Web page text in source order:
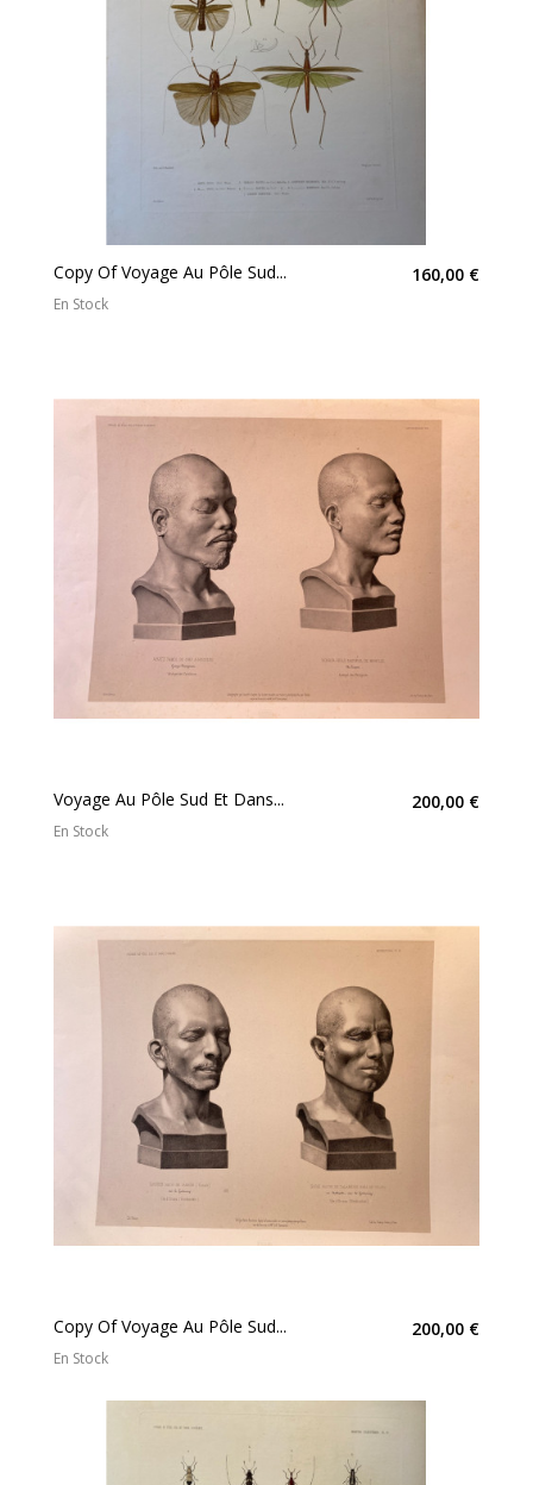
Copy Of Voyage Au Pôle Sud... 160,00 €
En Stock
Voyage Au Pôle Sud Et Dans... 200,00 €
En Stock
Copy Of Voyage Au Pôle Sud... 200,00 €
En Stock